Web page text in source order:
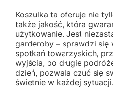
Koszulka ta oferuje nie
także jakość, która
użytkowanie. Jest
garderoby – sprawdzi się
spotkań towarzyskich,
wyjścia, po długie
dzień, pozwala czuć się
świetnie w każdej sytuacji.